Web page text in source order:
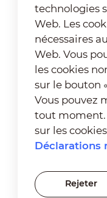
technologies
Web. Les
nécessaires
Web. Vous
les cookies
sur le bouton
Vous pouvez
tout
sur les
Déclarations
Rejeter